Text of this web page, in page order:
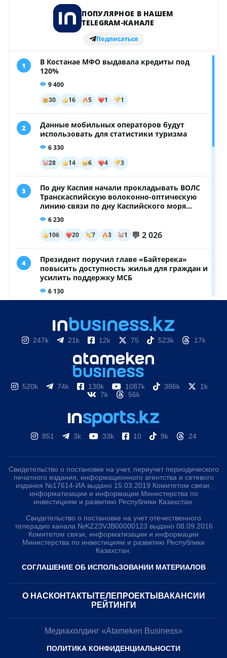
247k 21k 12k 75 523k 17k
520k 74k 130k 1087k 386k
1k
7k
56k
851 3k 33k 10 9k 24
Свидетельство о постановке на учет, переучет периодического
печатного издания, информационного агентства и сетевого
издания №17614-ИА выдано 15.03.2019 Комитетом связи,
информатизации и информации Министерства по
инвестициям и развитию Республики Казахстан.
Свидетельство о постановке на учет отечественного
телерадио канала №KZ23VJB00000123 выдано 08.09.2016
Комитетом связи, информатизации и информации
Министерства по инвестициям и развитию Республики
Казахстан.
СОГЛАШЕНИЕ ОБ ИСПОЛЬЗОВАНИИ МАТЕРИАЛОВ
О НАС КОНТАКТЫ ТЕЛЕПРОЕКТЫ ВАКАНСИИ
РЕЙТИНГИ
Медиахолдинг «Atameken Business»
ПОЛИТИКА КОНФИДЕНЦИАЛЬНОСТИ